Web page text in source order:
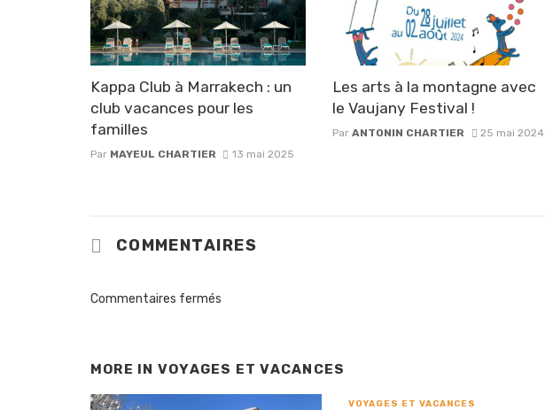
Kappa Club à Marrakech : un
club vacances pour les
familles
Par MAYEUL CHARTIER 13 mai 2025
Les arts à la montagne avec
le Vaujany Festival !
ParANTONIN CHARTIER 25 mai 2024
COMMENTAIRES
Commentaires fermés
MORE IN VOYAGES ET VACANCES
VOYAGES ET VACANCES